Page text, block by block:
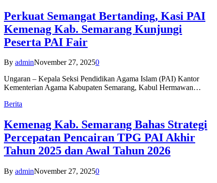
Perkuat Semangat Bertanding, Kasi PAI
Kemenag Kab. Semarang Kunjungi
Peserta PAI Fair
By adminNovember 27, 20250
Ungaran – Kepala Seksi Pendidikan Agama Islam (PAI) Kantor
Kementerian Agama Kabupaten Semarang, Kabul Hermawan…
Berita
Kemenag Kab. Semarang Bahas Strategi
Percepatan Pencairan TPG PAI Akhir
Tahun 2025 dan Awal Tahun 2026
By adminNovember 27, 20250